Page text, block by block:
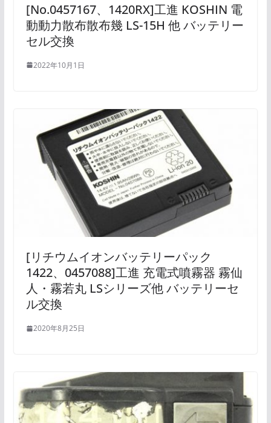
[No.0457167、1420RX]工進 KOSHIN 電
動動力散布散布幾 LS-15H 他 バッテリー
セル交換
2022年10月1日
[リチウムイオンバッテリーパック
1422、0457088]工進 充電式噴霧器 霧仙
人・霧若丸 LSシリーズ他 バッテリーセ
ル交換
2020年8月25日